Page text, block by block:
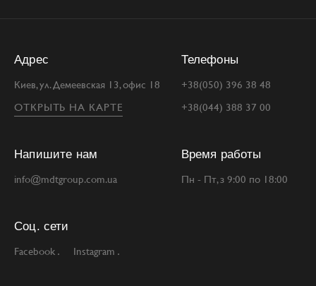
Адрес
Киев, ул. Демеевская 13, офис 18
ОТКРЫТЬ НА КАРТЕ
Телефоны
+38(050) 396 38 48
+38(044) 388 37 00
Напишите нам
info@mdtgroup.com.ua
Время работы
Пн - Пт, з 9:00 по 18:00
Соц. сети
Facebook Instagram